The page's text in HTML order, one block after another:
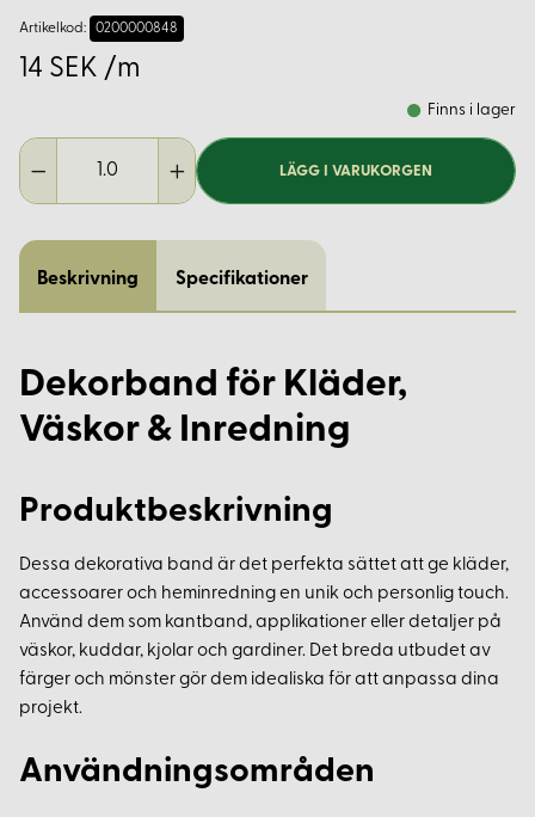
Artikelkod: 0200000848
14 SEK /m
Finns i lager
LÄGG I VARUKORGEN
Beskrivning Specifikationer
Dekorband för Kläder,
Väskor & Inredning
Produktbeskrivning
Dessa dekorativa band är det perfekta sättet att ge kläder,
accessoarer och heminredning en unik och personlig touch.
Använd dem som kantband, applikationer eller detaljer på
väskor, kuddar, kjolar och gardiner. Det breda utbudet av
färger och mönster gör dem idealiska för att anpassa dina
projekt.
Användningsområden